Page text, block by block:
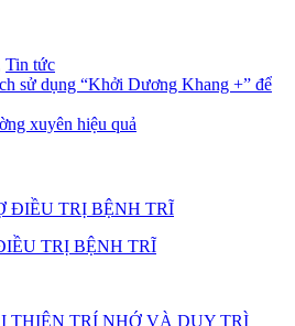
Tin tức
sử dụng “Khởi Dương Khang +” để
xuyên hiệu quả
TRỊ BỆNH TRĨ